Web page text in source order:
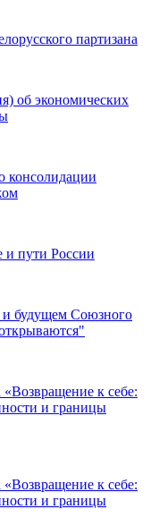
партизана
об экономических
консолидации
и пути России
и будущем Союзного
к себе:
и границы
к себе:
и границы